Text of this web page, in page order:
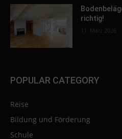
richtig!
11. März 2026
POPULAR CATEGORY
Reise
Bildung und Förderung
Schule